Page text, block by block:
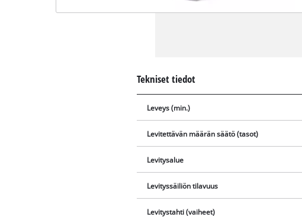
Tekniset tiedot
Leveys (min.)
Levitettävän määrän säätö (tasot)
Levitysalue
Levityssäiliön tilavuus
Levitystahti (vaiheet)